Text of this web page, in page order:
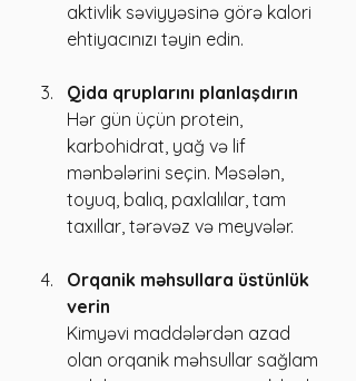
aktivlik səviyyəsinə görə kalori
ehtiyacınızı təyin edin.
Qida qruplarını planlaşdırın
Hər gün üçün protein,
karbohidrat, yağ və lif
mənbələrini seçin. Məsələn,
toyuq, balıq, paxlalılar, tam
taxıllar, tərəvəz və meyvələr.
Orqanik məhsullara üstünlük
verin
Kimyəvi maddələrdən azad
olan orqanik məhsullar sağlam